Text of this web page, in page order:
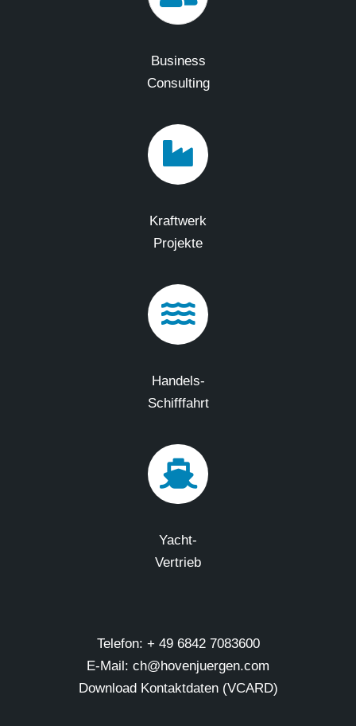
Business
Consulting
Kraftwerk
Projekte
Handels-
Schifffahrt
Yacht-
Vertrieb
Telefon: + 49 6842 7083600
E-Mail: ch@hovenjuergen.com
Download Kontaktdaten (VCARD)